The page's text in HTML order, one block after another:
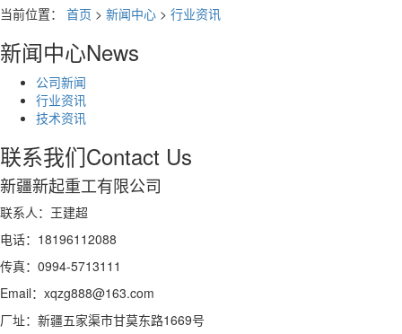
当前位置： 首页 > 新闻中心 > 行业资讯
新闻中心News
公司新闻
行业资讯
技术资讯
联系我们Contact Us
新疆新起重工有限公司
联系人：王建超
电话：18196112088
传真：0994-5713111
Email：xqzg888@163.com
厂址：新疆五家渠市甘莫东路1669号